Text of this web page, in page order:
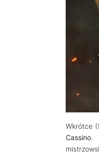
Wkrótce
Cassino.